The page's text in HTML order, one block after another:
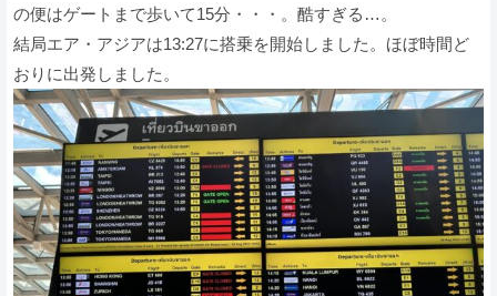
の便はゲートまで歩いて15分・・・。酷すぎる…。
結局エア・アジアは13:27に搭乗を開始しました。ほぼ時間ど
おりに出発しました。